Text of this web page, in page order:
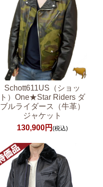
Schott611US（ショッ
ト）One★Star Riders ダ
ブルライダース（牛革）
ジャケット
130,900円 (税込)